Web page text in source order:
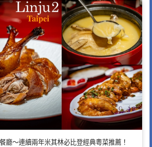
廳～連續兩年米其林必比登經典粵菜推薦！